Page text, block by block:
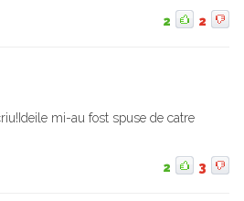
2 2
mi-au fost spuse de catre
2 3